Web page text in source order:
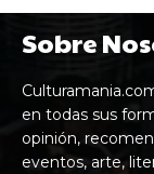
Sobre
en todas sus
opinión,
eventos, arte,